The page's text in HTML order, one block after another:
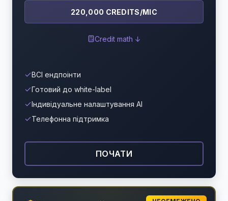
220,000 CREDITS/МІС
Credit math ↓
ВСІ ендпоінти
Готовий до white-label
Індивідуальне налаштування AI
Телефонна підтримка
ПОЧАТИ